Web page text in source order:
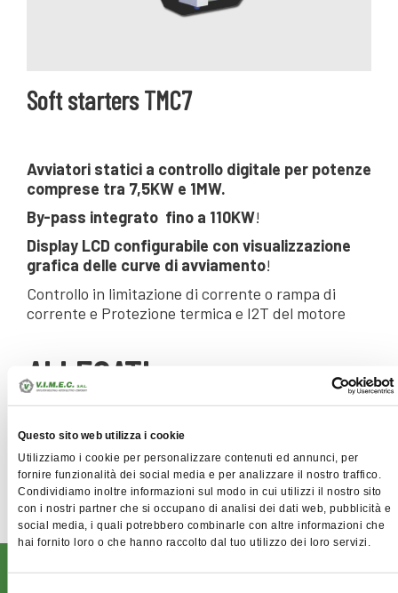
Questo sito web utilizza i cookie
Utilizziamo i cookie per personalizzare contenuti ed annunci, per
fornire funzionalità dei social media e per analizzare il nostro traffico.
Condividiamo inoltre informazioni sul modo in cui utilizzi il nostro sito
con i nostri partner che si occupano di analisi dei dati web, pubblicità e
social media, i quali potrebbero combinarle con altre informazioni che
hai fornito loro o che hanno raccolto dal tuo utilizzo dei loro servizi.
Soft starters TMC7
Avviatori statici a controllo digitale per potenze
comprese tra 7,5KW e 1MW.
By-pass integrato fino a 110KW!
Display LCD configurabile con visualizzazione
grafica delle curve di avviamento!
Controllo in limitazione di corrente o rampa di
corrente e Protezione termica e I2T del motore
ALLEGATI
Scarica i nostri cataloghi di settore.
Catalogo TMC7